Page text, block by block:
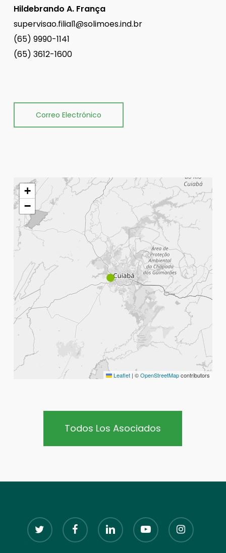
Hildebrando A. França
supervisao.filial1@solimoes.ind.br
(65) 9990-1141
(65) 3612-1600
Correo Electrónico
+
−
Leaflet | ©OpenStreetMapcontributors
Todos Los Asociados
twitter facebook linkedin youtube instagram